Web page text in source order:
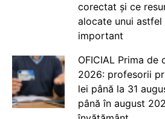
corectat și ce
alocate unui astfel
important
OFICIAL Prima de
2026: profesorii
lei până la 31
până în august